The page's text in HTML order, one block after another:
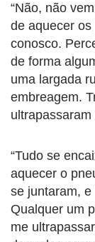
“Não, não
de aquecer
conosco.
de forma
uma largada
embreagem.
ultrapassaram
“Tudo se
aquecer o
se juntaram,
Qualquer um
me